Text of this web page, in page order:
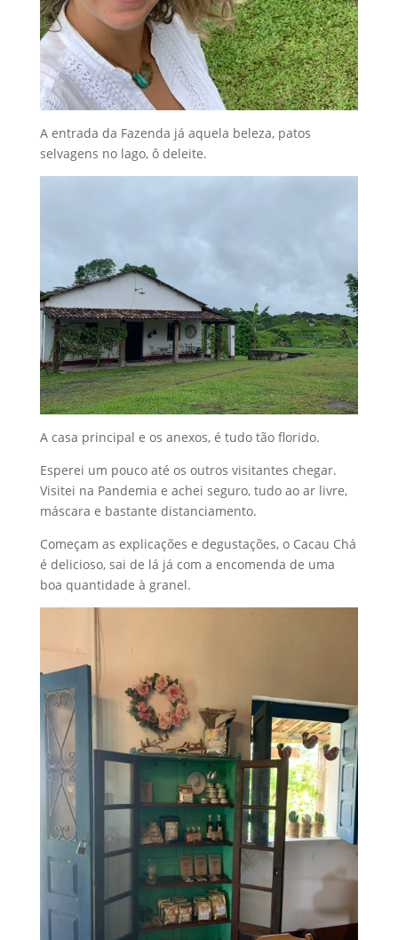
A entrada da Fazenda já aquela beleza, patos
selvagens no lago, ô deleite.
A casa principal e os anexos, é tudo tão florido.
Esperei um pouco até os outros visitantes chegar.
Visitei na Pandemia e achei seguro, tudo ao ar livre,
máscara e bastante distanciamento.
Começam as explicações e degustações, o Cacau Chá
é delicioso, sai de lá já com a encomenda de uma
boa quantidade à granel.